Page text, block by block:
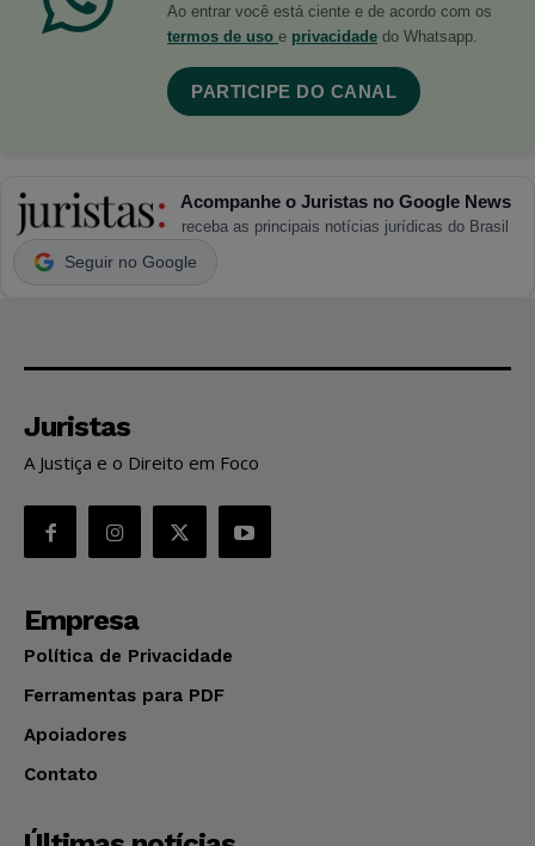
Ao entrar você está ciente e de acordo com os
termos de uso e privacidade do Whatsapp.
PARTICIPE DO CANAL
Acompanhe o Juristas no Google News
receba as principais notícias jurídicas do Brasil
Seguir no Google
Juristas
A Justiça e o Direito em Foco
Empresa
Política de Privacidade
Ferramentas para PDF
Apoiadores
Contato